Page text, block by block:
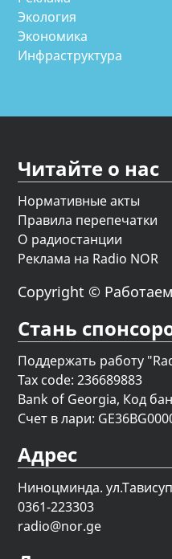
Экология
Экономика
Инфраструктура
Читайте о нас
Нормативные акты
Правила перепечатки
О радиостанции
Реклама на Radio NOR
Copyright ©
Стань
Поддержать работу
Tax code: 236689883
Bank of Georgia, Код
Счет в лари:
Адрес
Ниноцминда.
0361-223303
radio@nor.ge